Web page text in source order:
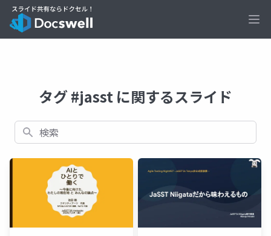
タグ #jasst に関するスライド
検索